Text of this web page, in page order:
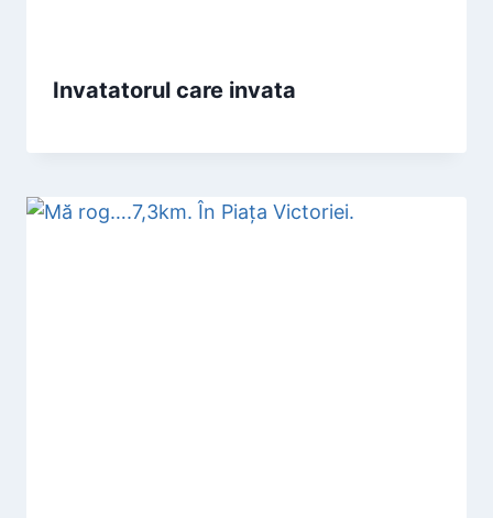
Invatatorul care invata